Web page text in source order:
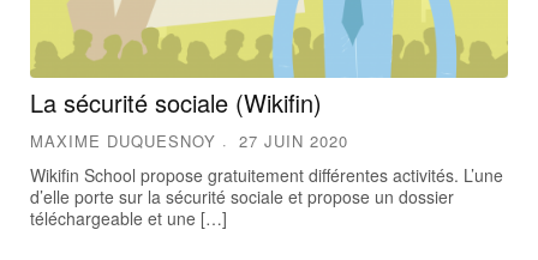
La sécurité sociale (Wikifin)
MAXIME DUQUESNOY 27 JUIN 2020
Wikifin School propose gratuitement différentes activités. L’une
d’elle porte sur la sécurité sociale et propose un dossier
téléchargeable et une […]